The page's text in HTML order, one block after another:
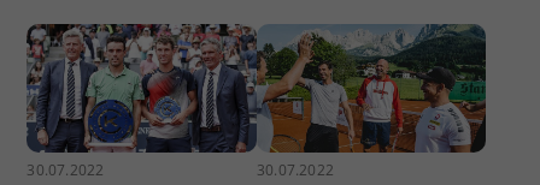
30.07.2022 30.07.2022